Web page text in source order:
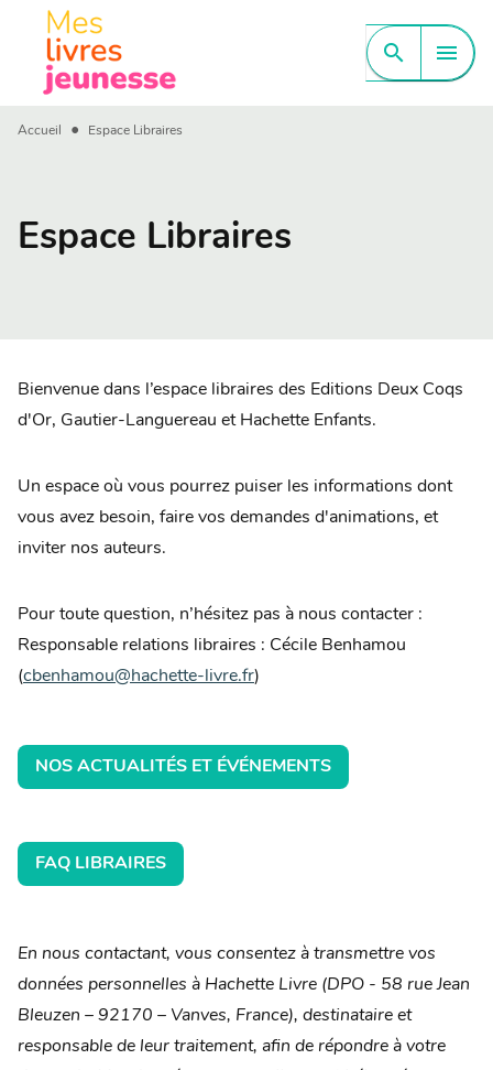
MENU CONTENU
PIED DE PAGE
search menu
Accueil • Espace Libraires
Espace Libraires
Bienvenue dans l’espace libraires des Editions Deux Coqs
d'Or, Gautier-Languereau et Hachette Enfants.
Un espace où vous pourrez puiser les informations dont
vous avez besoin, faire vos demandes d'animations, et
inviter nos auteurs.
Pour toute question, n’hésitez pas à nous contacter :
Responsable relations libraires : Cécile Benhamou
(cbenhamou@hachette-livre.fr)
NOS ACTUALITÉS ET ÉVÉNEMENTS
FAQ LIBRAIRES
En nous contactant, vous consentez à transmettre vos
données personnelles à Hachette Livre (DPO - 58 rue Jean
Bleuzen – 92170 – Vanves, France), destinataire et
responsable de leur traitement, afin de répondre à votre